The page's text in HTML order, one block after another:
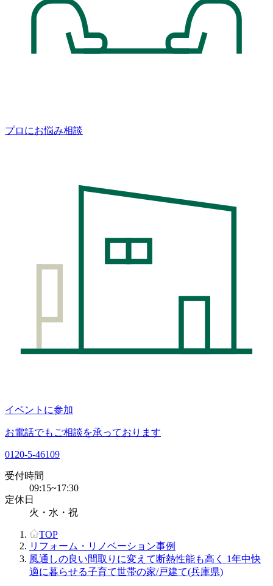
プロにお悩み相談
イベントに参加
お電話でもご相談を承っております
0120-5-46109
受付時間
09:15~17:30
定休日
火・水・祝
TOP
リフォーム・リノベーション事例
風通しの良い間取りに変えて断熱性能も高く 1年中快
適に暮らせる子育て世帯の家/戸建て(兵庫県)